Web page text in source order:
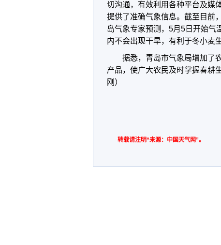
切沟通，有效利用各种平台及媒
提供了准确气象信息。截至目前
岛气象专家预测，5月5日开始气
内不会出现干旱，有利于冬小麦
据悉，青岛市气象局增加了
产品，使广大农民及时掌握春耕
刚）
转载请注明“来源：中国天气网”。